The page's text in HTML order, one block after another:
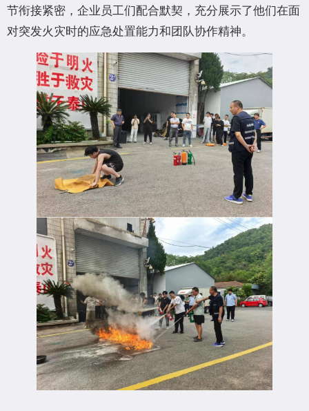
节衔接紧密，企业员工们配合默契，充分展示了他们在面
对突发火灾时的应急处置能力和团队协作精神。